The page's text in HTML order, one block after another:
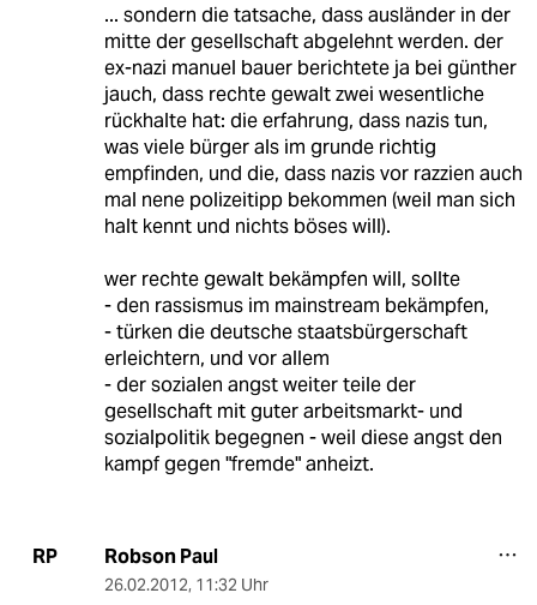
... sondern die tatsache, dass ausländer in der
mitte der gesellschaft abgelehnt werden. der
ex-nazi manuel bauer berichtete ja bei günther
jauch, dass rechte gewalt zwei wesentliche
rückhalte hat: die erfahrung, dass nazis tun,
was viele bürger als im grunde richtig
empfinden, und die, dass nazis vor razzien auch
mal nene polizeitipp bekommen (weil man sich
halt kennt und nichts böses will).
wer rechte gewalt bekämpfen will, sollte
- den rassismus im mainstream bekämpfen,
- türken die deutsche staatsbürgerschaft
erleichtern, und vor allem
- der sozialen angst weiter teile der
gesellschaft mit guter arbeitsmarkt- und
sozialpolitik begegnen - weil diese angst den
kampf gegen "fremde" anheizt.
RP Robson Paul
26.02.2012, 11:32 Uhr